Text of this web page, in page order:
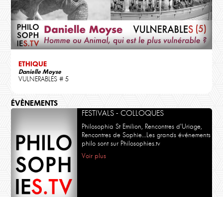
ETHIQUE
Danielle Moyse
VULNERABLES # 5
ÉVÈNEMENTS
FESTIVALS - COLLOQUES
Philosophia St Emilion, Rencontres d'Uriage,
Rencontres de Sophie...Les grands événements
philo sont sur Philosophies.tv
Voir plus